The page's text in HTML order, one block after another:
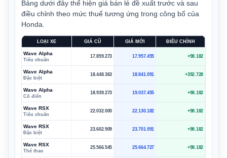
Bảng dưới đây thể hiện giá bán lẻ đề xuất trước và sau
điều chỉnh theo mức thuế tương ứng trong công bố của
Honda.
LOẠI XE GIÁ CŨ GIÁ MỚI ĐIỀU CHỈNH
Wave Alpha
Tiêu chuẩn
17.859.273 17.957.455 +98.182
Wave Alpha
Đặc biệt
18.448.363 18.841.091 +392.728
Wave Alpha
Cổ điển
18.939.273 19.037.455 +98.182
Wave RSX
Tiêu chuẩn
22.032.000 22.130.182 +98.182
Wave RSX
Đặc biệt
23.602.909 23.701.091 +98.182
Wave RSX
Thể thao
25.566.545 25.664.727 +98.182